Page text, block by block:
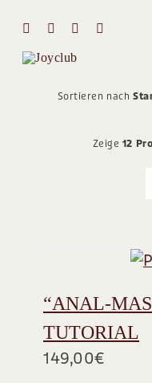
springen
Sortieren nach
Zeige 12
“ANAL-
TUTORIAL
149,00€